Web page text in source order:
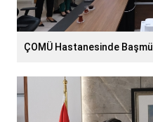
ÇOMÜ Hastanesinde